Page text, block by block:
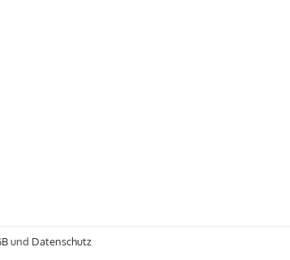
und Datenschutz